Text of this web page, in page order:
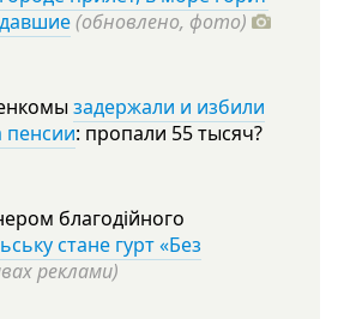
(обновлено, фото)
задержали и избили
пенсии: пропали 55тысяч?
благодійного
стане гурт «Без
реклами)